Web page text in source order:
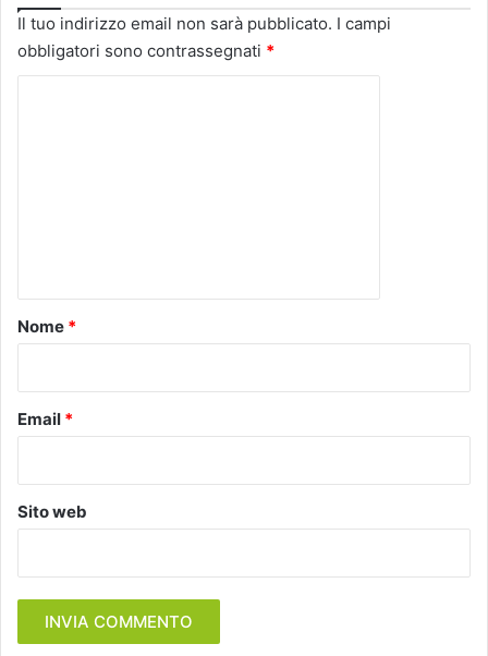
Il tuo indirizzo email non sarà pubblicato. I campi
obbligatori sono contrassegnati *
o
Nome *
Email *
Sito web